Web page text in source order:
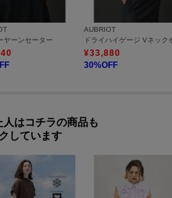
ヤーンセーター
AUBRIOT
¥33,880
30%OFF
人はコチラの商品も
しています